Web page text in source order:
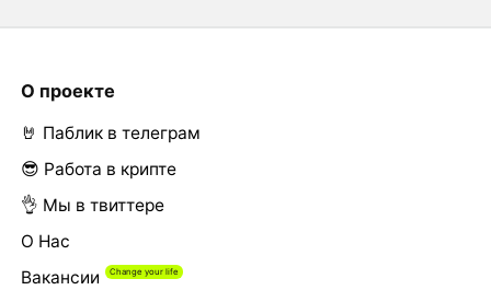
О проекте
🤘 Паблик в телеграм
😎 Работа в крипте
👌 Мы в твиттере
О Нас
Вакансии